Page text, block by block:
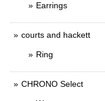
Earrings
courts and hackett
Ring
CHRONO Select